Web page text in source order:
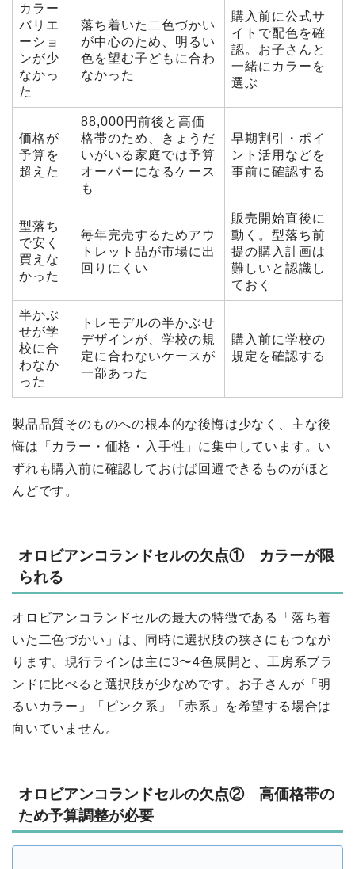
カラー
バリエ
ーショ
ンが少
なかっ
た
落ち着いた二色づかい
が中心のため、明るい
色を望む子どもに合わ
なかった
購入前に公式サ
イトで配色を確
認。お子さんと
一緒にカラーを
選ぶ
価格が
予算を
超えた
88,000円前後と高価
格帯のため、きょうだ
いがいる家庭では予算
オーバーになるケース
も
早期割引・ポイ
ント活用などを
事前に確認する
型落ち
で安く
買えな
かった
毎年完売するためアウ
トレット品が市場に出
回りにくい
販売開始直後に
動く。型落ち前
提の購入計画は
難しいと認識し
ておく
半かぶ
せが学
校に合
わなか
った
トレモデルの半かぶせ
デザインが、学校の規
定に合わないケースが
一部あった
購入前に学校の
規定を確認する
製品品質そのものへの根本的な後悔は少なく、主な後
悔は「カラー・価格・入手性」に集中しています。い
ずれも購入前に確認しておけば回避できるものがほと
んどです。
オロビアンコランドセルの欠点① カラーが限
られる
オロビアンコランドセルの最大の特徴である「落ち着
いた二色づかい」は、同時に選択肢の狭さにもつなが
ります。現行ラインは主に3〜4色展開と、工房系ブラ
ンドに比べると選択肢が少なめです。お子さんが「明
るいカラー」「ピンク系」「赤系」を希望する場合は
向いていません。
オロビアンコランドセルの欠点② 高価格帯の
ため予算調整が必要